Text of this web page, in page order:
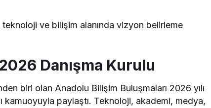
ve bilişim alanında vizyon belirleme
Danışma Kurulu
biri olan Anadolu Bilişim Buluşmaları 2026 yılı
kamuoyuyla paylaştı. Teknoloji, akademi, medya,